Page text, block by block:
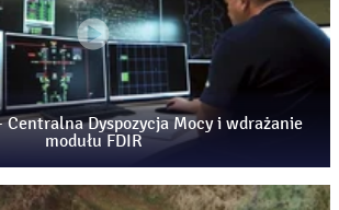
Centralna Dyspozycja Mocy i wdrażanie
modułu FDIR